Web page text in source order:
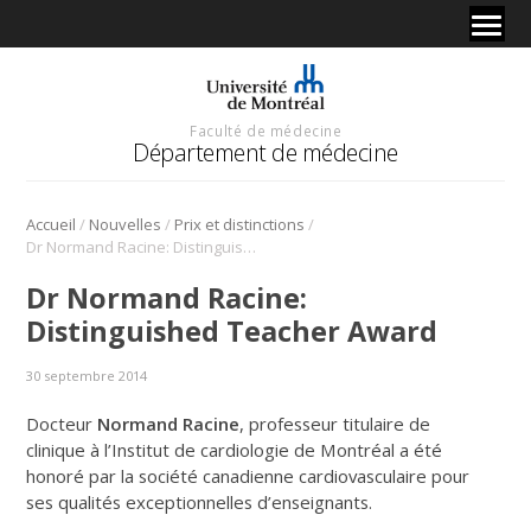
Faculté de médecine
Département de médecine
Accueil / Nouvelles / Prix et distinctions /
Dr Normand Racine: Distinguished Teacher Award
Dr Normand Racine:
Distinguished Teacher Award
30 septembre 2014
Docteur Normand Racine, professeur titulaire de
clinique à l’Institut de cardiologie de Montréal a été
honoré par la société canadienne cardiovasculaire pour
ses qualités exceptionnelles d’enseignants.